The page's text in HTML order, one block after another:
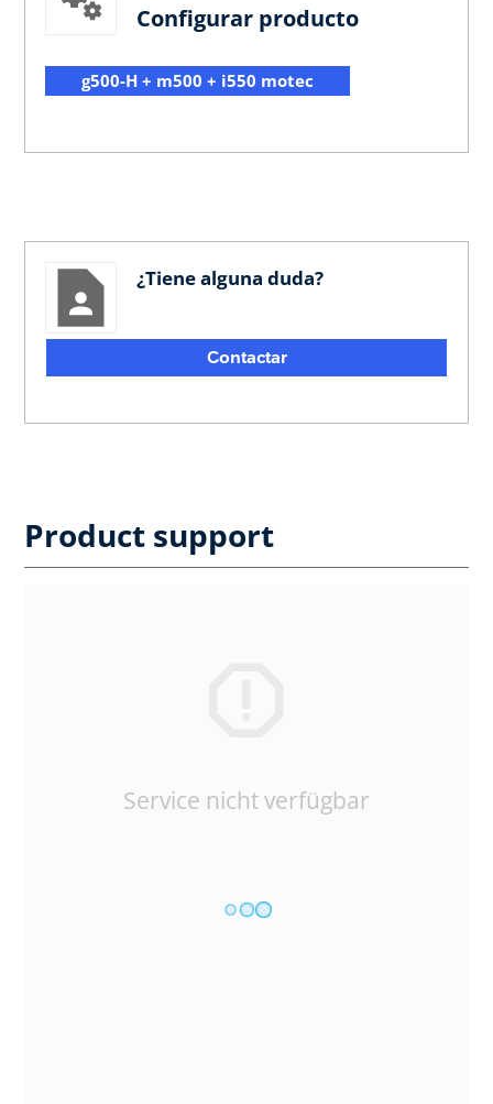
Configurar producto
g500-H + m500 + i550 motec
¿Tiene alguna duda?
Contactar
Product support
Service nicht verfügbar